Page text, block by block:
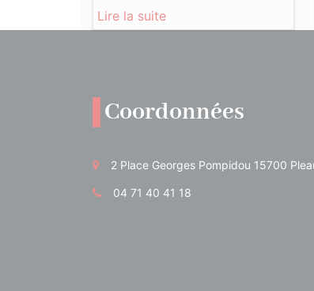
Lire la suite
Coordonnées
2 Place Georges Pompidou 15700
04 71 40 41 18